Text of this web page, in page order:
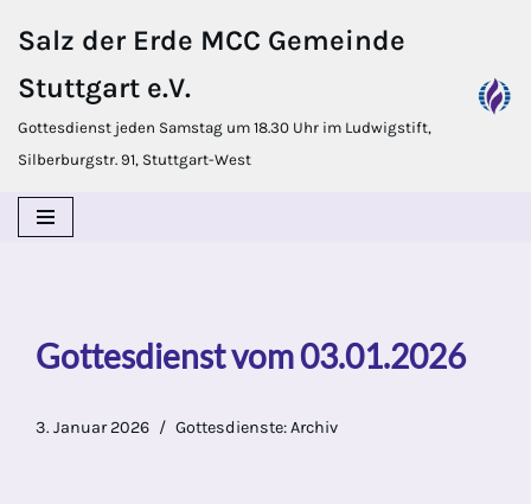
Inhalt
springen
Salz der Erde MCC Gemeinde
Stuttgart e.V.
Gottesdienst jeden Samstag um 18.30 Uhr im Ludwigstift,
Silberburgstr. 91, Stuttgart-West
Gottesdienst vom 03.01.2026
3. Januar 2026 Gottesdienste: Archiv